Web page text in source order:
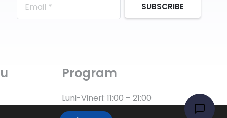
SUBSCRIBE
Program
Luni-Vineri: 11:00 – 21:00
Sâmbătă: 11:00 – 14:00